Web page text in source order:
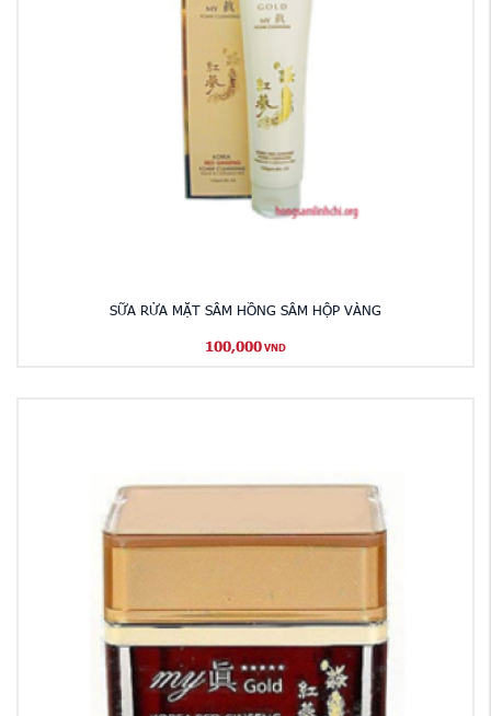
SỮA RỬA MẶT SÂM HỒNG SÂM HỘP VÀNG
100,000 VND